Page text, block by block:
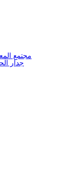
مجتمع
جدار